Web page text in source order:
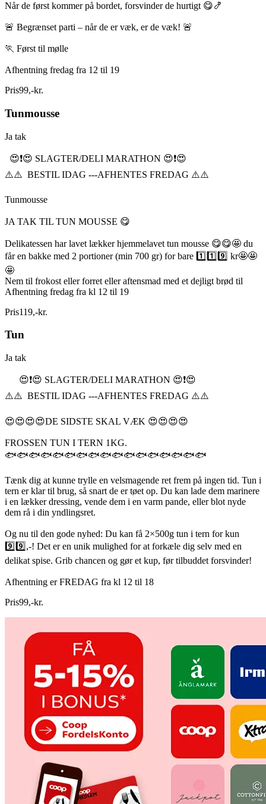
Når de først kommer på bordet, forsvinder de hurtigt 😋🍤
🚨 Begrænset parti – når de er væk, er de væk! 🚨
🏃 Først til mølle
Afhentning fredag fra 12 til 19
Pris99,-kr.
Tunmousse
Ja tak
😍❗️😍 SLAGTER/DELI MARATHON 😍❗️😍
⚠️⚠️ BESTIL IDAG ---AFHENTES FREDAG ⚠️⚠️
Tunmousse
JA TAK TIL TUN MOUSSE 😋
Delikatessen har lavet lækker hjemmelavet tun mousse 😋😋🤩 du
får en bakke med 2 portioner (min 700 gr) for bare 1️⃣1️⃣9️⃣ kr🤩🤩
🤩
Nem til frokost eller forret eller aftensmad med et dejligt brød til
Afhentning fredag fra kl 12 til 19
Pris119,-kr.
Tun
Ja tak
😍❗️😍 SLAGTER/DELI MARATHON 😍❗️😍
⚠️⚠️ BESTIL IDAG ---AFHENTES FREDAG ⚠️⚠️
😍😍😍😍DE SIDSTE SKAL VÆK 😍😍😍😍
FROSSEN TUN I TERN 1KG.
🐟🐟🐟🐟🐟🐟🐟🐟🐟🐟🐟🐟🐟🐟🐟🐟🐟
Tænk dig at kunne trylle en velsmagende ret frem på ingen tid. Tun i
tern er klar til brug, så snart de er tøet op. Du kan lade dem marinere
i en lækker dressing, vende dem i en varm pande, eller blot nyde
dem rå i din yndlingsret.
Og nu til den gode nyhed: Du kan få 2×500g tun i tern for kun
9️⃣9️⃣,-! Det er en unik mulighed for at forkæle dig selv med en
delikat spise. Grib chancen og gør et kup, før tilbuddet forsvinder!
Afhentning er FREDAG fra kl 12 til 18
Pris99,-kr.